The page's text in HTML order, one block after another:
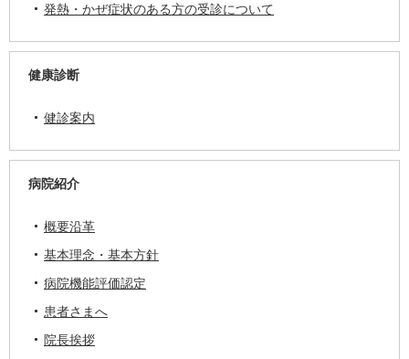
発熱・かぜ症状のある方の受診について
健康診断
健診案内
病院紹介
概要沿革
基本理念・基本方針
病院機能評価認定
患者さまへ
院長挨拶